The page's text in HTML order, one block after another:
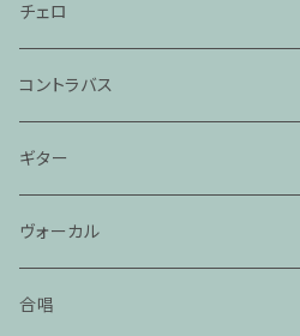
チェロ
コントラバス
ギター
ヴォーカル
合唱